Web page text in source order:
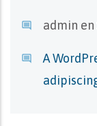
admin en
A